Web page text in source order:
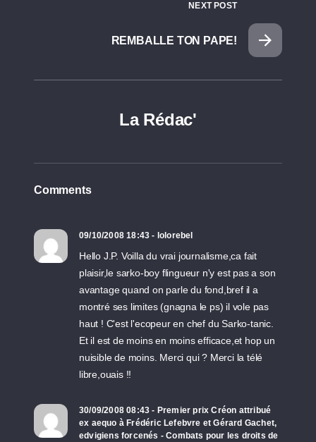
NEXT POST
REMBALLE TON PAPE!
La Rédac'
Comments
09/10/2008 18:43 - lolorebel
Hello J.P. Voilla du vrai journalisme,ca fait
plaisir,le sarko-boy flingueur n'y est pas a son
avantage quand on parle du fond,bref il a
montré ses limites (gnagna le ps) il vole pas
haut ! C'est l'ecopeur en chef du Sarko-tanic.
Et il est de moins en moins efficace,et hop un
nuisible de moins. Merci qui ? Merci la télé
libre,ouais !!
30/09/2008 08:43 - Premier prix Créon attribué
ex aequo à Frédéric Lefebvre et Gérard Gachet,
edvigiens forcenés - Combats pour les droits de